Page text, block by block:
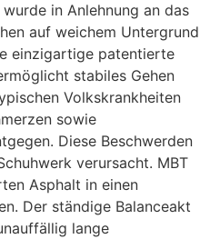
in Anlehnung an das
auf weichem Untergrund
einzigartige patentierte
stabiles Gehen
Volkskrankheiten
sowie
Diese Beschwerden
verursacht. MBT
Asphalt in einen
Der ständige Balanceakt
lange